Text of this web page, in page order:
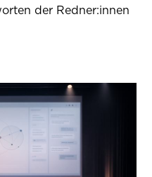
der Redner:innen